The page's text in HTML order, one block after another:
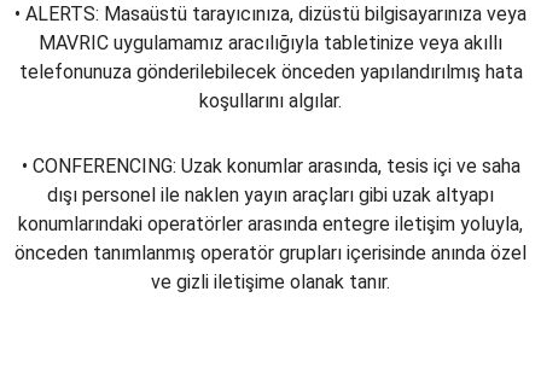
• ALERTS: Masaüstü tarayıcınıza, dizüstü bilgisayarınıza veya
MAVRIC uygulamamız aracılığıyla tabletinize veya akıllı
telefonunuza gönderilebilecek önceden yapılandırılmış hata
koşullarını algılar.
• CONFERENCING: Uzak konumlar arasında, tesis içi ve saha
dışı personel ile naklen yayın araçları gibi uzak altyapı
konumlarındaki operatörler arasında entegre iletişim yoluyla,
önceden tanımlanmış operatör grupları içerisinde anında özel
ve gizli iletişime olanak tanır.